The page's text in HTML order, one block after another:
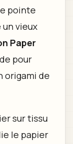
pointe
vieux
Paper
pour
origami de
sur tissu
le papier